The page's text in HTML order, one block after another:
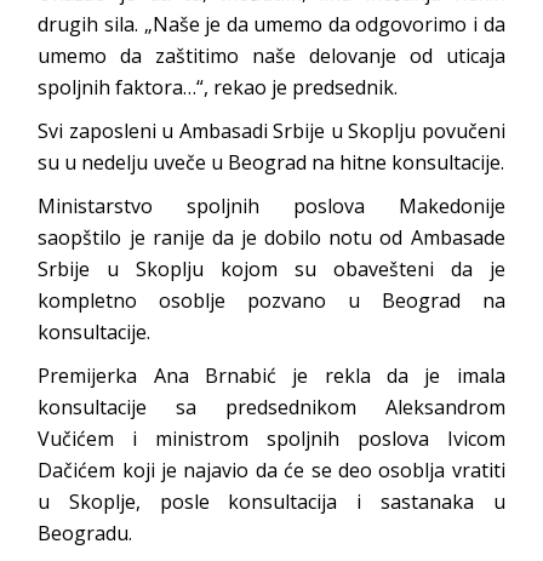
drugih sila. „Naše je da umemo da odgovorimo i da
umemo da zaštitimo naše delovanje od uticaja
spoljnih faktora…“, rekao je predsednik.
Svi zaposleni u Ambasadi Srbije u Skoplju povučeni
su u nedelju uveče u Beograd na hitne konsultacije.
Ministarstvo spoljnih poslova Makedonije
saopštilo je ranije da je dobilo notu od Ambasade
Srbije u Skoplju kojom su obavešteni da je
kompletno osoblje pozvano u Beograd na
konsultacije.
Premijerka Ana Brnabić je rekla da je imala
konsultacije sa predsednikom Aleksandrom
Vučićem i ministrom spoljnih poslova Ivicom
Dačićem koji je najavio da će se deo osoblja vratiti
u Skoplje, posle konsultacija i sastanaka u
Beogradu.